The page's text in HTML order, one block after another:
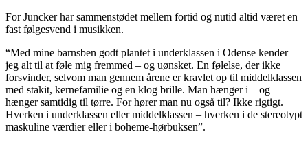
For Juncker har sammenstødet mellem fortid og nutid altid været en
fast følgesvend i musikken.
“Med mine barnsben godt plantet i underklassen i Odense kender
jeg alt til at føle mig fremmed – og uønsket. En følelse, der ikke
forsvinder, selvom man gennem årene er kravlet op til middelklassen
med stakit, kernefamilie og en klog brille. Man hænger i – og
hænger samtidig til tørre. For hører man nu også til? Ikke rigtigt.
Hverken i underklassen eller middelklassen – hverken i de stereotypt
maskuline værdier eller i boheme-hørbuksen”.